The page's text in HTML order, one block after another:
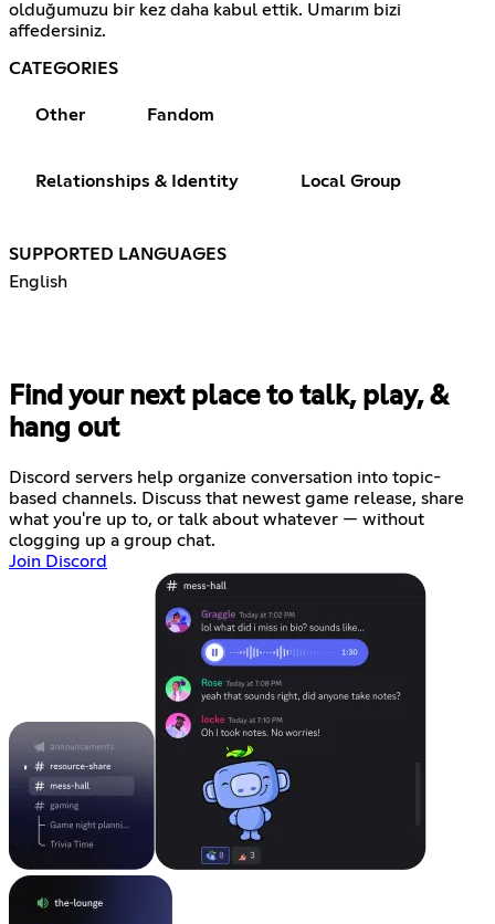
olduğumuzu bir kez daha kabul ettik. Umarım bizi
affedersiniz.
CATEGORIES
Other Fandom
Relationships & Identity Local Group
SUPPORTED LANGUAGES
English
Find your next place to talk, play, &
hang out
Discord servers help organize conversation into topic-
based channels. Discuss that newest game release, share
what you're up to, or talk about whatever — without
clogging up a group chat.
Join Discord